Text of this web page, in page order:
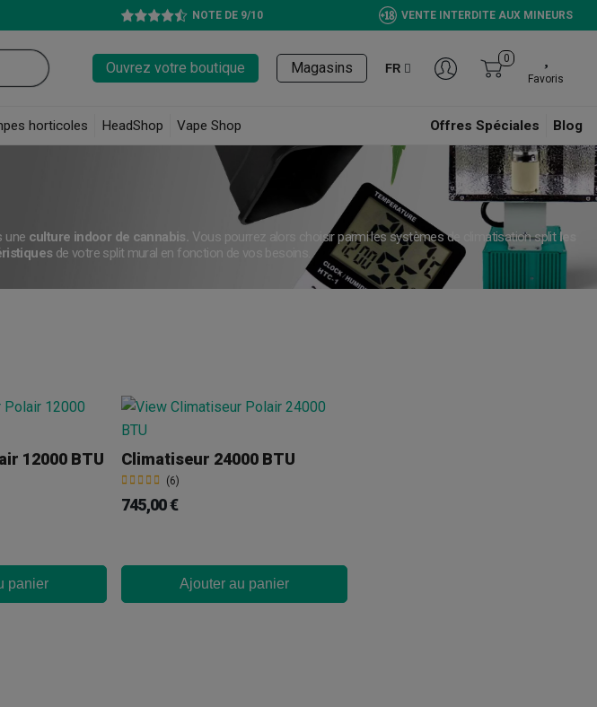
NOTE DE 9/10 VENTE INTERDITE AUX MINEURS
Ouvrez votre boutique Magasins FR
0
Favoris
horticoles HeadShop Vape Shop Offres Spéciales Blog
une culture indoor de cannabis. Vous pourrez alors choisir parmi les systèmes de climatisation splitles
de votre split mural en fonction de vos besoins.
12000 BTU
panier
Climatiseur 24000 BTU
(6)
745,00 €
Ajouter au panier